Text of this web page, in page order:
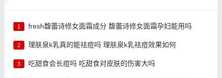
1 fresh馥蕾诗修女面霜成分 馥蕾诗修女面霜孕妇能用吗
2 理肤泉k乳真的能祛痘吗 理肤泉k乳祛痘效果如何
3 吃甜食会长痘吗 吃甜食对皮肤的伤害大吗